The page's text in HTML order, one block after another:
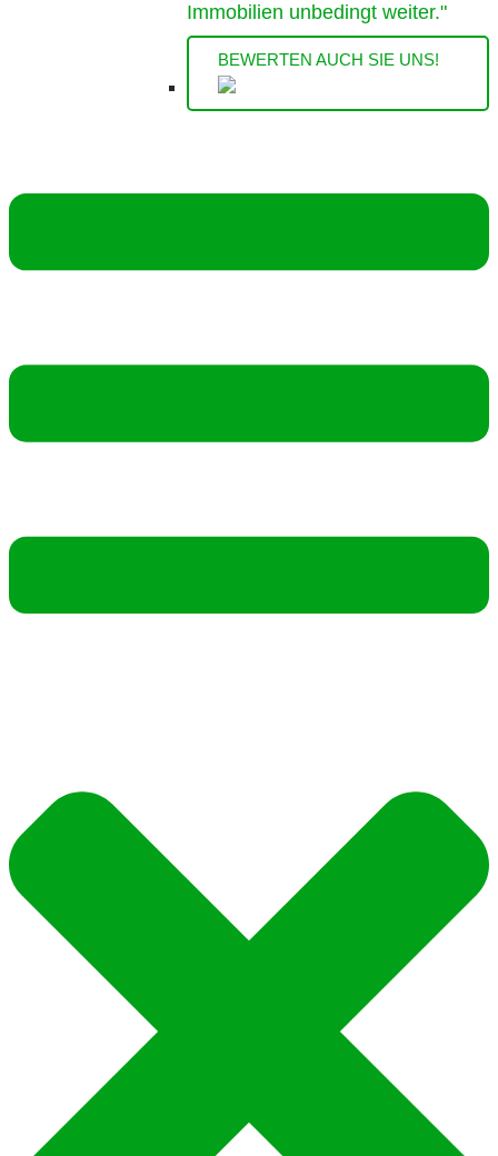
Immobilien unbedingt weiter."
BEWERTEN AUCH SIE UNS!